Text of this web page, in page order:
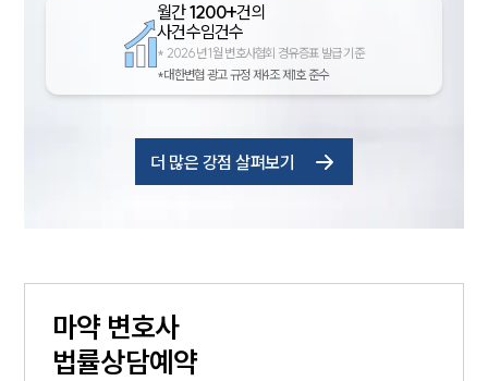
월간1200+건의
사건수임건수
* 2026년 1월 변호사협회 경유증표 발급 기준
*대한변협 광고 규정 제4조 제1호 준수
더 많은 강점 살펴보기
마약변호사
법률상담예약